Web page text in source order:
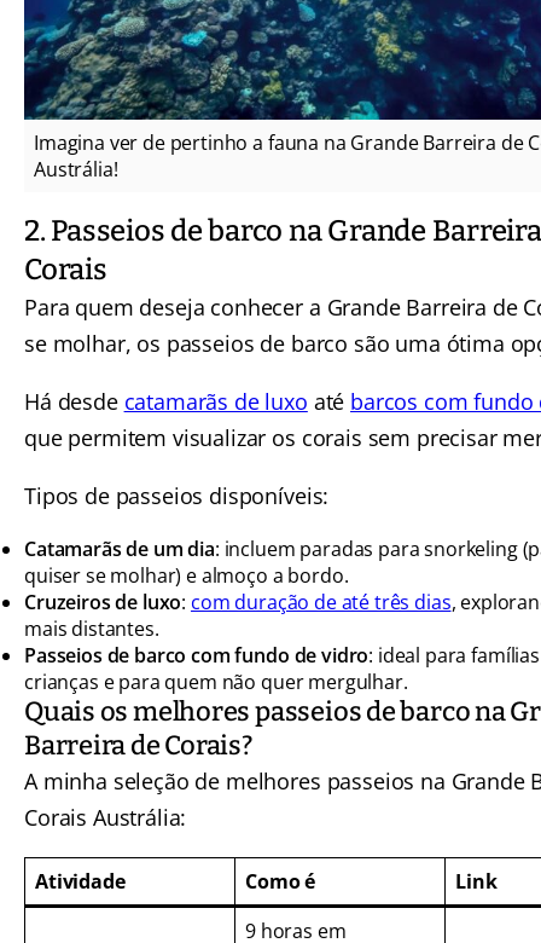
Imagina ver de pertinho a fauna na Grande Barreira de
Austrália!
2. Passeios de barco na Grande
Corais
Para quem deseja conhecer a Grande Barreira de
se molhar, os passeios de barco são uma ótima
Há desde catamarãs de luxo até barcos com fundo
que permitem visualizar os corais sem precisar
Tipos de passeios disponíveis:
Catamarãs de um dia: incluem paradas para snorkeling
quiser se molhar) e almoço a bordo.
Cruzeiros de luxo: com duração de até três dias,
mais distantes.
Passeios de barco com fundo de vidro: ideal para
crianças e para quem não quer mergulhar.
Quais os melhores passeios de barco na
Barreira de Corais?
A minha seleção de melhores passeios na Grande
Corais Austrália:
Atividade Como é
Link
9 horas em